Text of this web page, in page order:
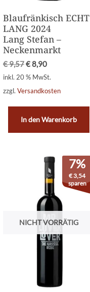
Blaufränkisch ECHT
LANG 2024
Lang Stefan –
Neckenmarkt
€9,57€8,90
inkl. 20 % MwSt.
zzgl. Versandkosten
In den Warenkorb
NICHT VORRÄTIG
7%
€3,54
sparen